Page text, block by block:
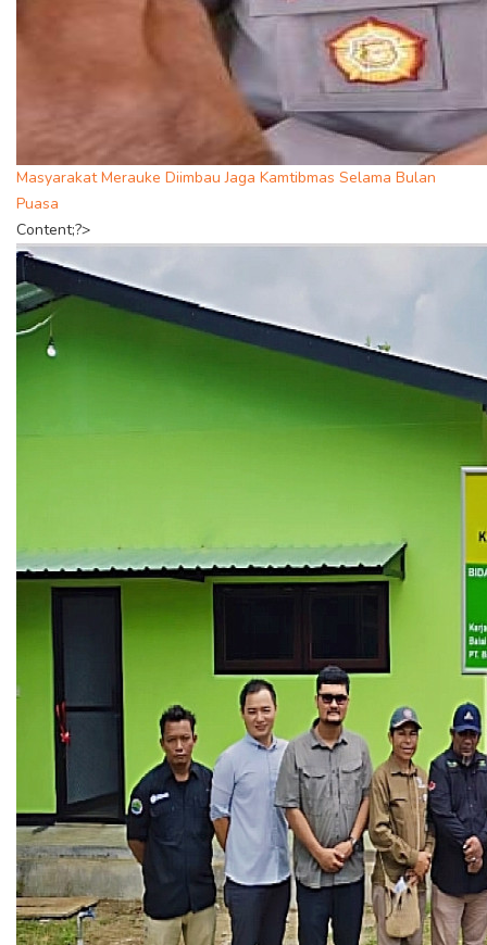
Masyarakat Merauke Diimbau Jaga Kamtibmas Selama Bulan
Puasa
Content;?>